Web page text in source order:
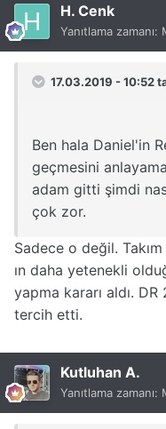
H. Cenk
Yanıtlama zamanı:
17.03.2019 - 10:52
Ben hala Daniel'in
geçmesini
adam gitti şimdi
çok zor.
Sadece o değil.
ın daha yetenekli
yapma kararı aldı.
tercih etti.
Kutluhan A.
Yanıtlama zamanı: